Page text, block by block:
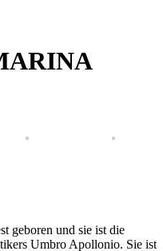
geboren und sie ist die
Umbro Apollonio. Sie ist